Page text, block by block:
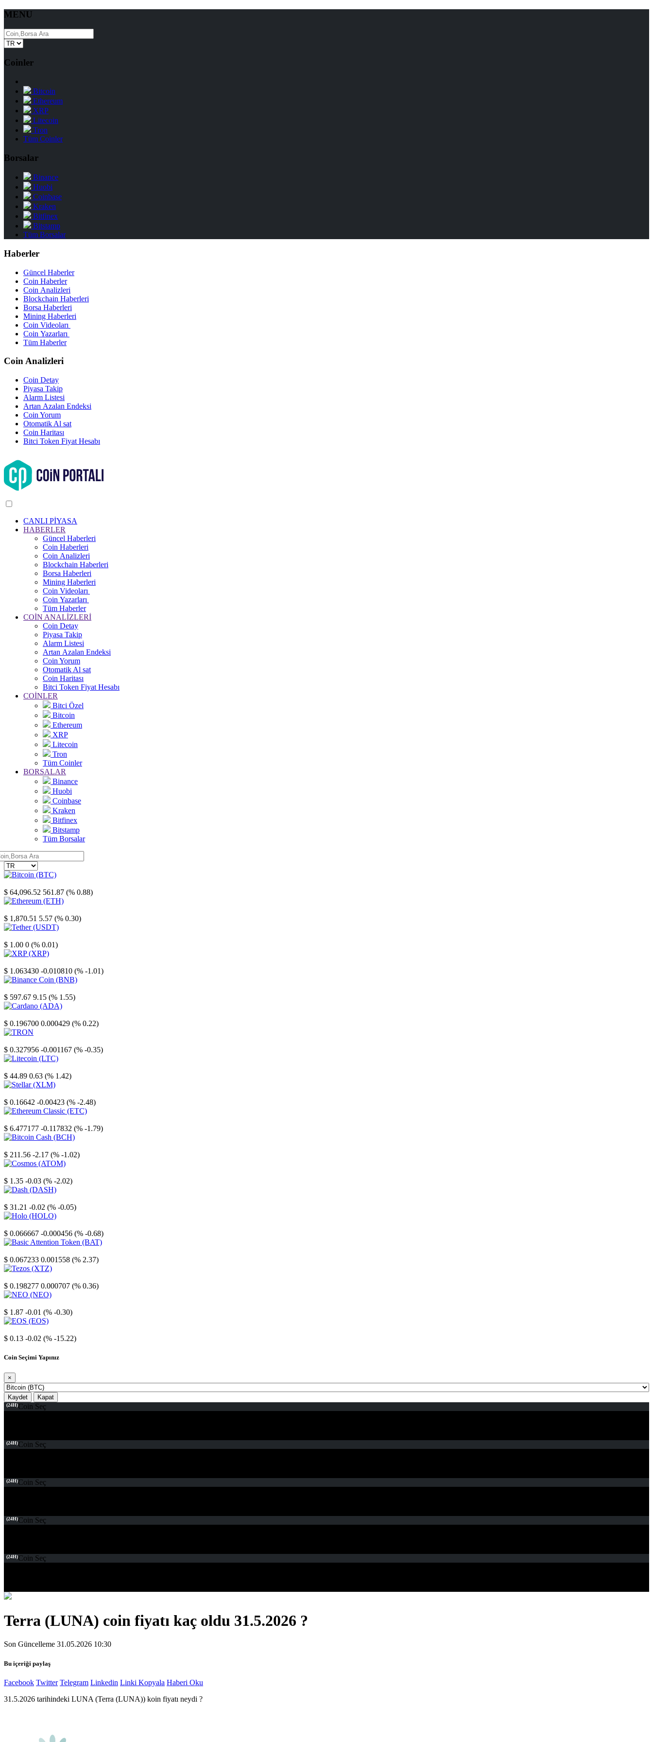
MENU
Coinler
Bitcoin
Ethereum
XRP
Litecoin
Tron
Tüm Coinler
Borsalar
Binance
Huobi
Coinbase
Kraken
Bitfinex
Bitstamp
Tüm Borsalar
Haberler
Güncel Haberler
Coin Haberler
Coin Analizleri
Blockchain Haberleri
Borsa Haberleri
Mining Haberleri
Coin Videoları
Coin Yazarları
Tüm Haberler
Coin Analizleri
Coin Detay
Piyasa Takip
Alarm Listesi
Artan Azalan Endeksi
Coin Yorum
Otomatik Al sat
Coin Haritası
Bitci Token Fiyat Hesabı
CANLI PİYASA
HABERLER
Güncel Haberleri
Coin Haberleri
Coin Analizleri
Blockchain Haberleri
Borsa Haberleri
Mining Haberleri
Coin Videoları
Coin Yazarları
Tüm Haberler
COİN ANALİZLERİ
Coin Detay
Piyasa Takip
Alarm Listesi
Artan Azalan Endeksi
Coin Yorum
Otomatik Al sat
Coin Haritası
Bitci Token Fiyat Hesabı
COİNLER
Bitci Özel
Bitcoin
Ethereum
XRP
Litecoin
Tron
Tüm Coinler
BORSALAR
Binance
Huobi
Coinbase
Kraken
Bitfinex
Bitstamp
Tüm Borsalar
$ 64,096.52 561.87 (% 0.88)
$ 1,870.51 5.57 (% 0.30)
$ 1.00 0 (% 0.01)
$ 1.063430 -0.010810 (% -1.01)
$ 597.67 9.15 (% 1.55)
$ 0.196700 0.000429 (% 0.22)
$ 0.327956 -0.001167 (% -0.35)
$ 44.89 0.63 (% 1.42)
$ 0.16642 -0.00423 (% -2.48)
$ 6.477177 -0.117832 (% -1.79)
$ 211.56 -2.17 (% -1.02)
$ 1.35 -0.03 (% -2.02)
$ 31.21 -0.02 (% -0.05)
$ 0.066667 -0.000456 (% -0.68)
$ 0.067233 0.001558 (% 2.37)
$ 0.198277 0.000707 (% 0.36)
$ 1.87 -0.01 (% -0.30)
$ 0.13 -0.02 (% -15.22)
Coin Seçimi Yapınız
×
Kaydet Kapat
(24H)Coin Seç
(24H)Coin Seç
(24H)Coin Seç
(24H)Coin Seç
(24H)Coin Seç
Terra (LUNA) coin fiyatı kaç oldu 31.5.2026 ?
Son Güncelleme 31.05.2026 10:30
Bu içeriği paylaş
Facebook Twitter Telegram Linkedin Linki Kopyala Haberi Oku
31.5.2026 tarihindeki LUNA (Terra (LUNA)) koin fiyatı neydi ?